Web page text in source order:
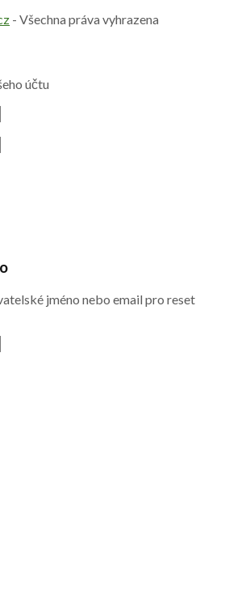
- Všechna práva vyhrazena
účtu
jméno nebo email pro reset